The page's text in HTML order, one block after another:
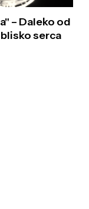
– Daleko od
serca